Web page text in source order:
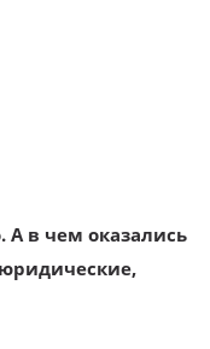
в чем оказались